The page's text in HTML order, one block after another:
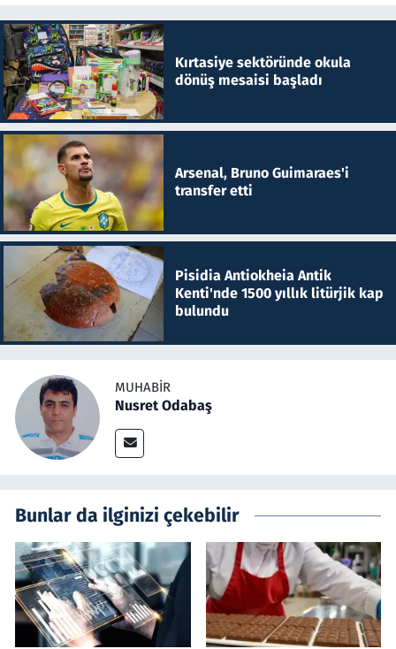
Kırtasiye sektöründe okula
dönüş mesaisi başladı
Arsenal, Bruno Guimaraes'i
transfer etti
Pisidia Antiokheia Antik
Kenti'nde 1500 yıllık litürjik kap
bulundu
MUHABIR
Nusret Odabaş
Bunlar da ilginizi çekebilir